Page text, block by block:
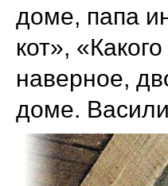
доме, папа
кот»,
наверное,
доме.